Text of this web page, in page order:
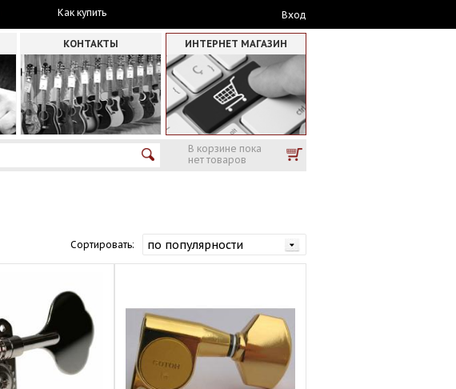
Как купить Вход
КОНТАКТЫ ИНТЕРНЕТ МАГАЗИН
В корзине пока
нет товаров
Сортировать: